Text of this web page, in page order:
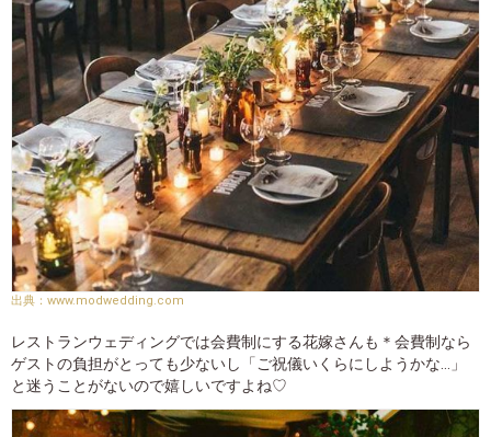
www.modwedding.com
レストランウェディングでは会費制にする花嫁さんも＊会費制なら
ゲストの負担がとっても少ないし「ご祝儀いくらにしようかな…」
と迷うことがないので嬉しいですよね♡